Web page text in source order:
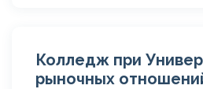
Колледж при
рыночных